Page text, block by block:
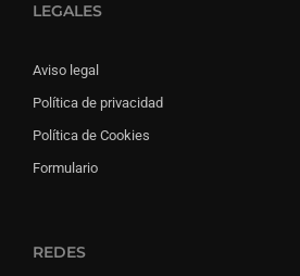
LEGALES
Aviso legal
Política de privacidad
Política de Cookies
Formulario
REDES